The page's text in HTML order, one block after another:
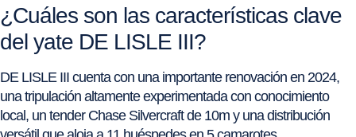
¿Cuáles son las características clave
del yate DE LISLE III?
DE LISLE III cuenta con una importante renovación en 2024,
una tripulación altamente experimentada con conocimiento
local, un tender Chase Silvercraft de 10m y una distribución